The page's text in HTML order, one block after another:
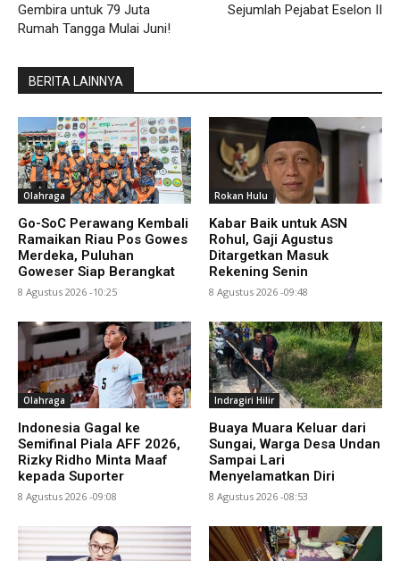
Gembira untuk 79 Juta
Rumah Tangga Mulai Juni!
Sejumlah Pejabat Eselon II
BERITA LAINNYA
Olahraga
Go-SoC Perawang Kembali
Ramaikan Riau Pos Gowes
Merdeka, Puluhan
Goweser Siap Berangkat
8 Agustus 2026 -10:25
Rokan Hulu
Kabar Baik untuk ASN
Rohul, Gaji Agustus
Ditargetkan Masuk
Rekening Senin
8 Agustus 2026 -09:48
Olahraga
Indonesia Gagal ke
Semifinal Piala AFF 2026,
Rizky Ridho Minta Maaf
kepada Suporter
8 Agustus 2026 -09:08
Indragiri Hilir
Buaya Muara Keluar dari
Sungai, Warga Desa Undan
Sampai Lari
Menyelamatkan Diri
8 Agustus 2026 -08:53